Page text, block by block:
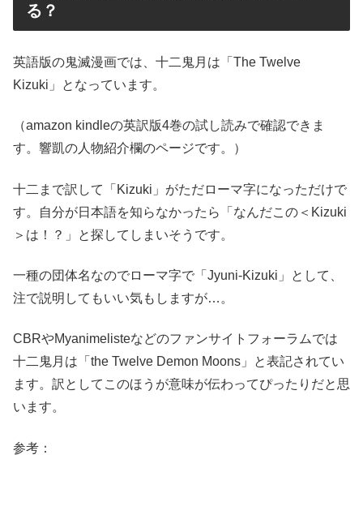
る？
英語版の鬼滅漫画では、十二鬼月は「The Twelve
Kizuki」となっています。
（amazon kindleの英訳版4巻の試し読みで確認できま
す。響凱の人物紹介欄のページです。）
十二まで訳して「Kizuki」がただローマ字になっただけで
す。自分が日本語を知らなかったら「なんだこの＜Kizuki
＞は！？」と探してしまいそうです。
一種の団体名なのでローマ字で「Jyuni-Kizuki」として、
注で説明してもいい気もしますが…。
CBRやMyanimelisteなどのファンサイトフォーラムでは
十二鬼月は「the Twelve Demon Moons」と表記されてい
ます。訳としてこのほうが意味が伝わってぴったりだと思
います。
参考：